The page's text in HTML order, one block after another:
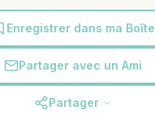
Enregistrer dans ma Boîte
Partager avec un Ami
Partager